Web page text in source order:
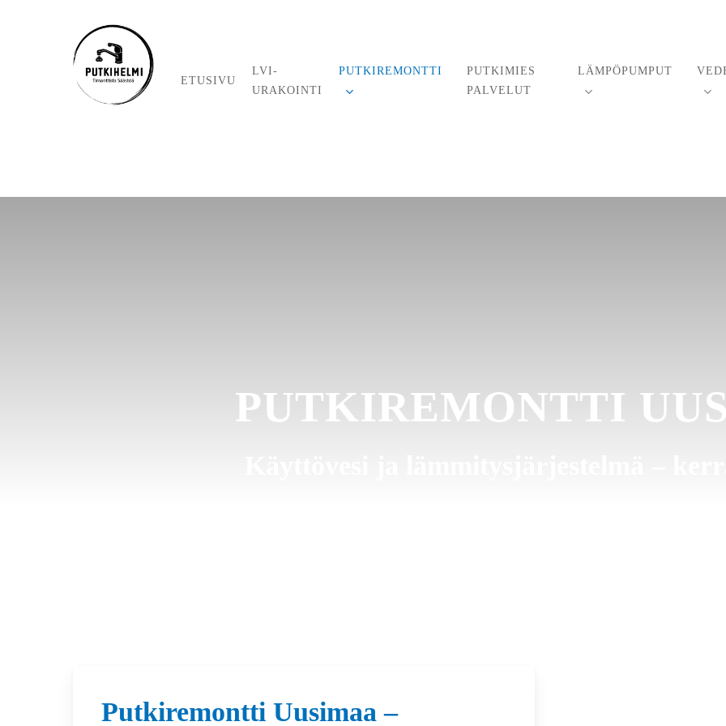
ETUSIVU
LVI-
URAKOINTI
PUTKIREMONTTI
PUTKIMIES
PALVELUT
LÄMPÖPUMPUT
PUTKIREMONTTI
Putkiremontti Uusimaa –